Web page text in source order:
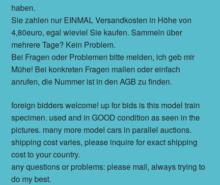
haben.
Sie zahlen nur EINMAL Versandkosten in Höhe von
4,80euro, egal wieviel Sie kaufen. Sammeln über
mehrere Tage? Kein Problem.
Bei Fragen oder Problemen bitte melden, ich geb mir
Mühe! Bei konkreten Fragen mailen oder einfach
anrufen, die Nummer ist in den AGB zu finden.
foreign bidders welcome! up for bids is this model train
specimen. used and in GOOD condition as seen in the
pictures. many more model cars in parallel auctions.
shipping cost varies, please inquire for exact shipping
cost to your country.
any questions or problems: please mail, always trying to
do my best.